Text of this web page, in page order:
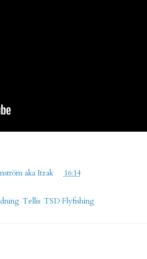
aka Itzak kl.16:14
, Tellis, TSD Flyfishing